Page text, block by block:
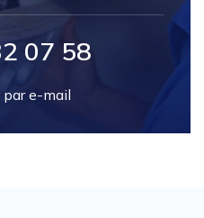
07 58
e-mail